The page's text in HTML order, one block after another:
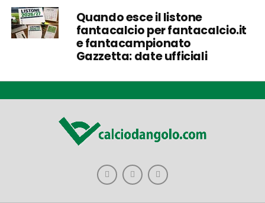
Quando esce il listone
fantacalcio per fantacalcio.it
e fantacampionato
Gazzetta: date ufficiali